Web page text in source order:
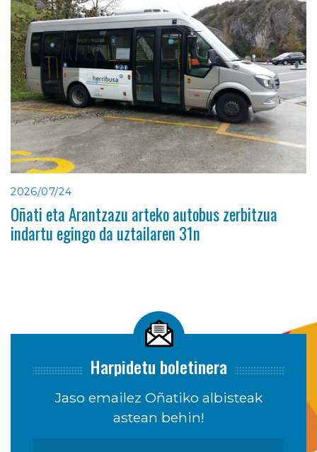
2026/07/24
Oñati eta Arantzazu arteko autobus zerbitzua
indartu egingo da uztailaren 31n
Harpidetu boletinera
Jaso emailez Oñatiko albisteak
astean behin!